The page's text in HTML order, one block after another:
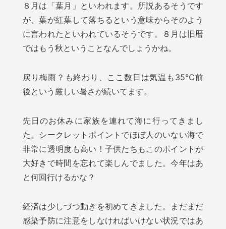
８月は「葉月」といわれます。所説あるそうです
が、葉が紅葉して落ちるという意味からそのよう
に言われたといわれているそうです。８月は旧暦
ではもう秋ということなんでしょうかね。
戻り梅雨？も終わり、ここ数日は気温も35℃前
後という厳しい暑さが続いてます。
先日のお休みに家族を連れて海に行ってきまし
た。シークレットポイントでほぼ人のいない海で
非常に透明度も高い！子供たちもこのポイントが
大好きで時間を忘れて楽しんでました。今年はあ
と何回行けるかな？
経済は少しづつ動きを初めてきました。まだまだ
感染予防に注意をしなければいけない状況ではあ